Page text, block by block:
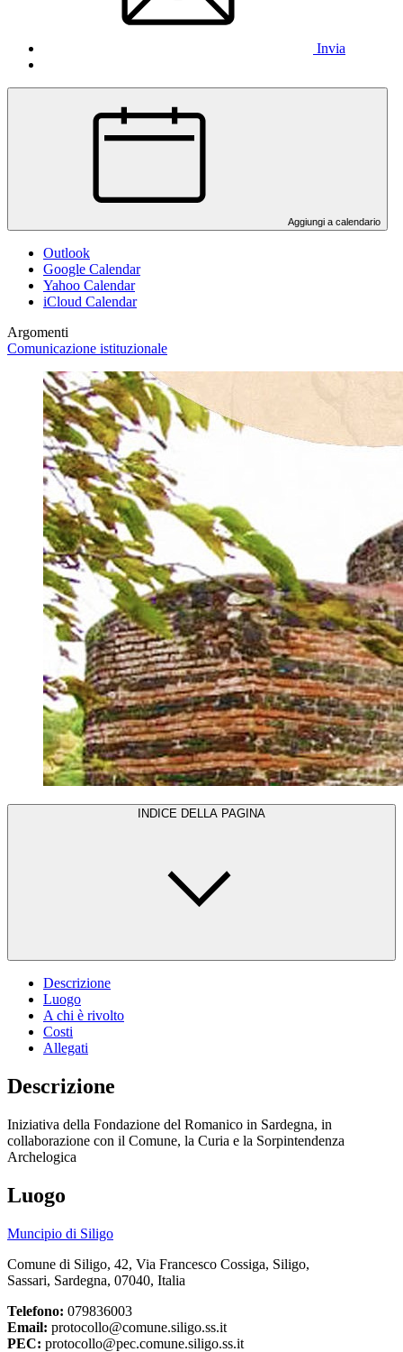
Invia
Aggiungi a calendario
Outlook
Google Calendar
Yahoo Calendar
iCloud Calendar
Argomenti
Comunicazione istituzionale
INDICE DELLA PAGINA
Descrizione
Luogo
A chi è rivolto
Costi
Allegati
Descrizione
Iniziativa della Fondazione del Romanico in Sardegna, in
collaborazione con il Comune, la Curia e la Sorpintendenza
Archelogica
Luogo
Muncipio di Siligo
Comune di Siligo, 42, Via Francesco Cossiga, Siligo,
Sassari, Sardegna, 07040, Italia
Telefono: 079836003
Email: protocollo@comune.siligo.ss.it
PEC: protocollo@pec.comune.siligo.ss.it